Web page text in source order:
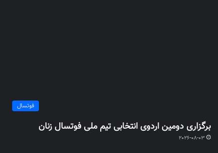
فوتسال
برگزاری دومین اردوی انتخابی تیم ملی فوتسال زنان
2026-08-03